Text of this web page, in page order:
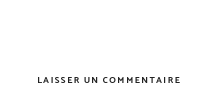
LAISSER UN COMMENTAIRE